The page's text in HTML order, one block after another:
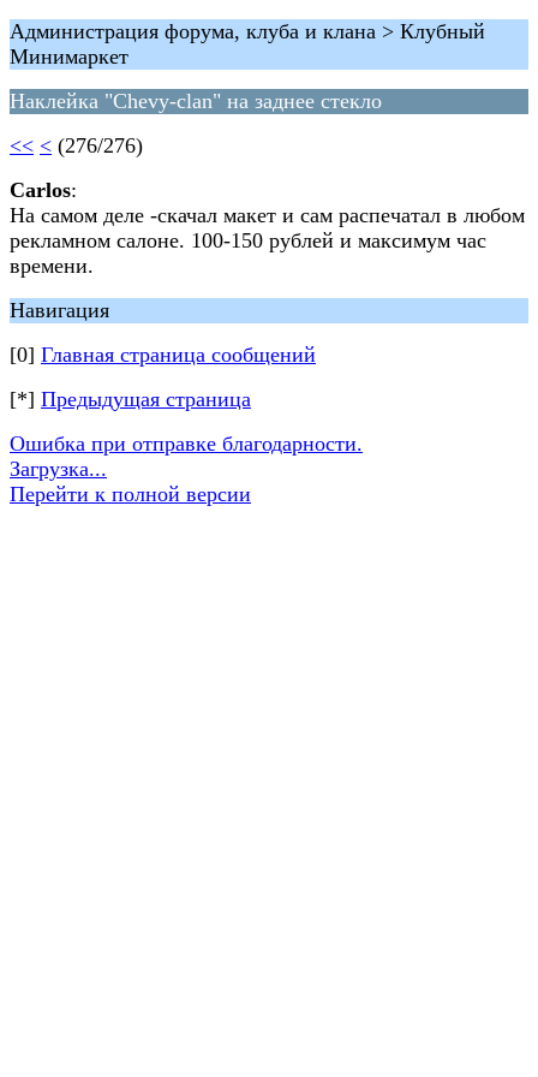
Администрация форума, клуба и клана > Клубный
Минимаркет
Наклейка "Chevy-clan" на заднее стекло
<< < (276/276)
Carlos:
На самом деле -скачал макет и сам распечатал в любом
рекламном салоне. 100-150 рублей и максимум час
времени.
Навигация
[0] Главная страница сообщений
[*] Предыдущая страница
Ошибка при отправке благодарности.
Загрузка...
Перейти к полной версии